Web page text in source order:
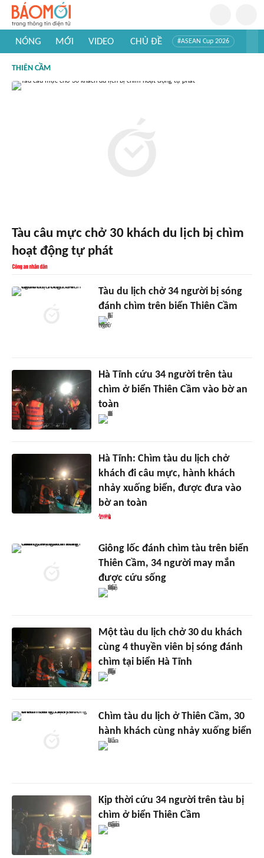
NÓNG MỚI VIDEO CHỦ ĐỀ #ASEAN Cup 2026
#Khám phá thế giới
THIÊN CẦM
Tàu câu mực chở 30 khách du lịch bị chìm
hoạt động tự phát
Tàu du lịch chở 34 người bị sóng
đánh chìm trên biển Thiên Cầm
Hà Tĩnh cứu 34 người trên tàu
chìm ở biển Thiên Cầm vào bờ an
toàn
Hà Tĩnh: Chìm tàu du lịch chở
khách đi câu mực, hành khách
nhảy xuống biển, được đưa vào
bờ an toàn
Giông lốc đánh chìm tàu trên biển
Thiên Cầm, 34 người may mắn
được cứu sống
Một tàu du lịch chở 30 du khách
cùng 4 thuyền viên bị sóng đánh
chìm tại biển Hà Tĩnh
Chìm tàu du lịch ở Thiên Cầm, 30
hành khách cùng nhảy xuống biển
Kịp thời cứu 34 người trên tàu bị
chìm ở biển Thiên Cầm